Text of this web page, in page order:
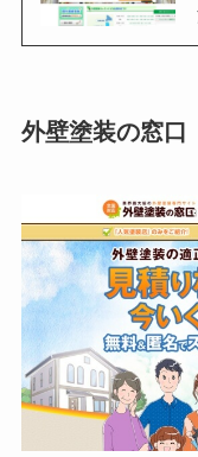
外壁塗装の窓口